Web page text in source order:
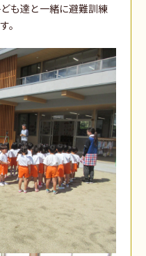
も達と一緒に避難訓練
。